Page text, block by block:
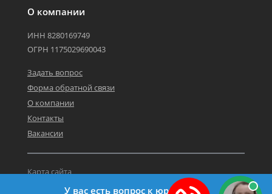
О компании
ИНН 8280169749
ОГРН 1175029690043
Задать вопрос
Форма обратной связи
О компании
Контакты
Вакансии
Карта сайта
Политика персональных данных
У вас есть вопрос к юристу?